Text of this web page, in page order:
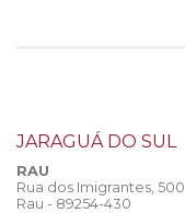
JARAGUÁ DO SUL
RAU
Rua dos Imigrantes, 500
Rau - 89254-430